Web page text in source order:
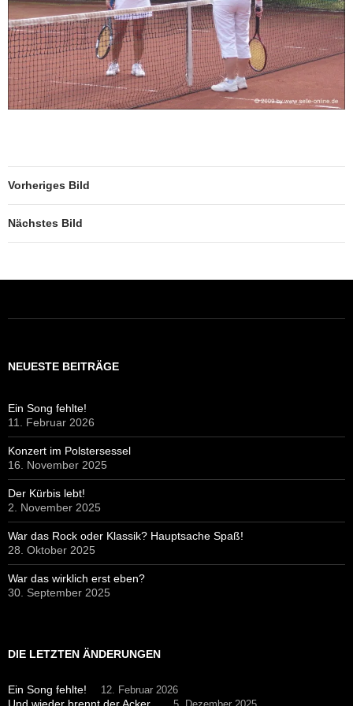
Vorheriges Bild
Nächstes Bild
NEUESTE BEITRÄGE
Ein Song fehlte!
11. Februar 2026
Konzert im Polstersessel
16. November 2025
Der Kürbis lebt!
2. November 2025
War das Rock oder Klassik? Hauptsache Spaß!
28. Oktober 2025
War das wirklich erst eben?
30. September 2025
DIE LETZTEN ÄNDERUNGEN
Ein Song fehlte! 12. Februar 2026